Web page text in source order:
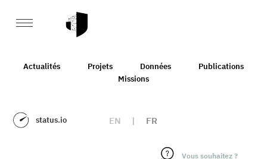
Actualités Projets Données
Publications
Missions
status.io EN | FR